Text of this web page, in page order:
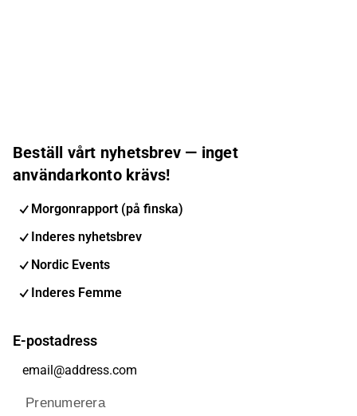
Beställ vårt nyhetsbrev — inget
användarkonto krävs!
Morgonrapport (på finska)
Inderes nyhetsbrev
Nordic Events
Inderes Femme
E-postadress
Prenumerera